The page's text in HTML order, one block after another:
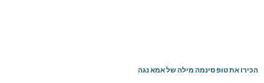
הכירו את טופ סינמה מילה של אמא נגה